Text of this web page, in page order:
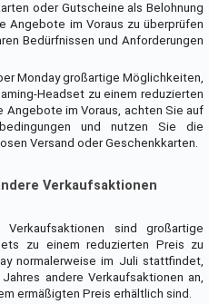
oder Gutscheine als Belohnung
Angebote im Voraus zu überprüfen
Bedürfnissen und Anforderungen
Monday großartige Möglichkeiten,
Headset zu einem reduzierten
Angebote im Voraus, achten Sie auf
und nutzen Sie die
Versand oder Geschenkkarten.
Verkaufsaktionen
sind großartige
zu einem reduzierten Preis zu
normalerweise im Juli stattfindet,
andere Verkaufsaktionen an,
ermäßigten Preis erhältlich sind.